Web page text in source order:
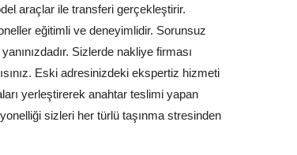
araçlar ile transferi gerçekleştirir.
eğitimli ve deneyimlidir. Sorunsuz
Sizlerde nakliye firması
Eski adresinizdeki ekspertiz hizmeti
yerleştirerek anahtar teslimi yapan
sizleri her türlü taşınma stresinden